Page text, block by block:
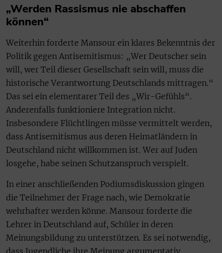
„Werden Rassismus nie abschaffen
können“
Weiterhin forderte Mansour ein klares Bekenntnis der
Politik gegen Antisemitismus: „Wer Deutscher sein
will, wer Teil dieser Gesellschaft sein will, muss die
historische Verantwortung Deutschlands mittragen.“
Das sei ein elementarer Teil des „Wir-Gefühls“.
Anderenfalls funktioniere Integration nicht.
Insbesondere Flüchtlingen müsse vermittelt werden,
dass Antisemitismus aus deren Heimatländern in
Deutschland nicht willkommen ist. Wer auf Juden
losgehe, habe seinen Schutzanspruch verspielt.
In einer anschließenden Podiumsdiskussion gingen
die Teilnehmer der Frage nach, wie Demokratie
wehrhafter werden könne. Mansour forderte die
Lehrer in Deutschland auf, Schüler in deren
Meinungsbildung zu unterstützen. Es sei notwendig,
dass Jugendliche ihre Meinung argumentativ